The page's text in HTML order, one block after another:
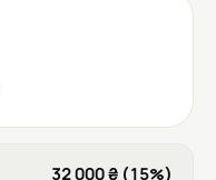
32 000 ₴ (15%)